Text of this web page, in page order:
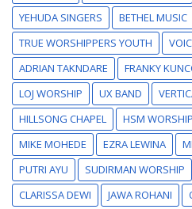
YEHUDA SINGERS
BETHEL MUSIC
TRUE WORSHIPPERS YOUTH
ADRIAN TAKNDARE
FRANKY
LOJ WORSHIP
UX BAND
HILLSONG CHAPEL
HSM WORSHIP
MIKE MOHEDE
EZRA LEWINA
PUTRI AYU
SUDIRMAN WORSHIP
CLARISSA DEWI
JAWA ROHANI